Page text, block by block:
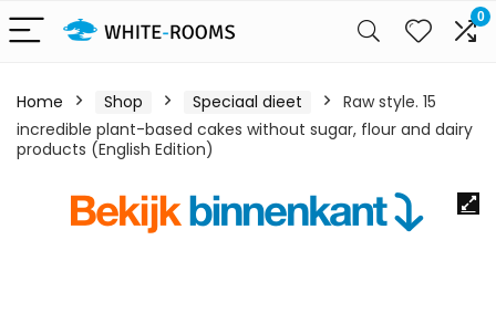
0
Home Shop Speciaal dieet
Raw style. 15
incredible plant-based cakes without sugar, flour and dairy
products (English Edition)